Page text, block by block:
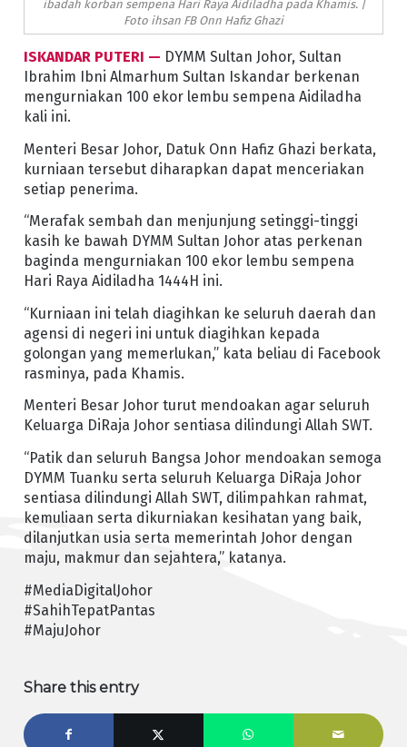
ibadah korban sempena Hari Raya Aidiladha pada Khamis. |
Foto ihsan FB Onn Hafiz Ghazi
ISKANDAR PUTERI — DYMM Sultan Johor, Sultan
Ibrahim Ibni Almarhum Sultan Iskandar berkenan
mengurniakan 100 ekor lembu sempena Aidiladha
kali ini.
Menteri Besar Johor, Datuk Onn Hafiz Ghazi berkata,
kurniaan tersebut diharapkan dapat menceriakan
setiap penerima.
“Merafak sembah dan menjunjung setinggi-tinggi
kasih ke bawah DYMM Sultan Johor atas perkenan
baginda mengurniakan 100 ekor lembu sempena
Hari Raya Aidiladha 1444H ini.
“Kurniaan ini telah diagihkan ke seluruh daerah dan
agensi di negeri ini untuk diagihkan kepada
golongan yang memerlukan,” kata beliau di Facebook
rasminya, pada Khamis.
Menteri Besar Johor turut mendoakan agar seluruh
Keluarga DiRaja Johor sentiasa dilindungi Allah SWT.
“Patik dan seluruh Bangsa Johor mendoakan semoga
DYMM Tuanku serta seluruh Keluarga DiRaja Johor
sentiasa dilindungi Allah SWT, dilimpahkan rahmat,
kemuliaan serta dikurniakan kesihatan yang baik,
dilanjutkan usia serta memerintah Johor dengan
maju, makmur dan sejahtera,” katanya.
#MediaDigitalJohor
#SahihTepatPantas
#MajuJohor
Share this entry